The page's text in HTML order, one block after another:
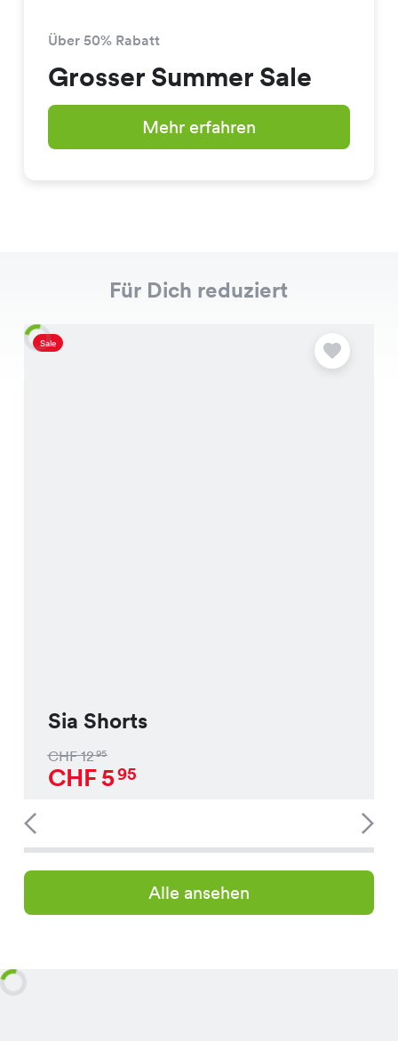
Über 50% Rabatt
Grosser Summer Sale
Mehr erfahren
Für Dich reduziert
Sale
Sia Shorts
CHF1295
CHF595
Alle ansehen